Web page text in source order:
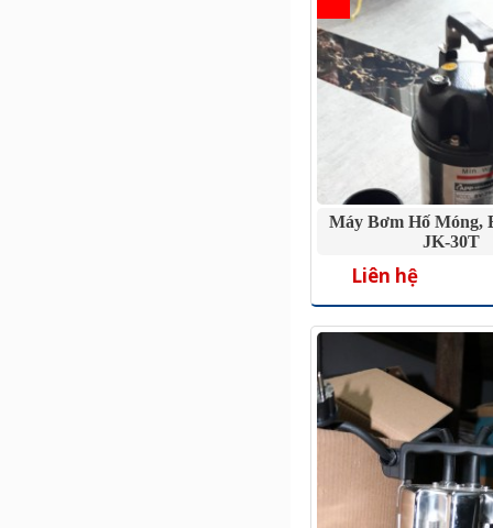
Máy Bơm Hố Móng,
JK-30T
Liên hệ